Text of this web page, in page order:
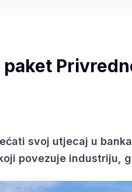
svoj utjecaj u
povezuje industriju,